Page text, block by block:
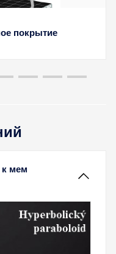
покрытие
к мем